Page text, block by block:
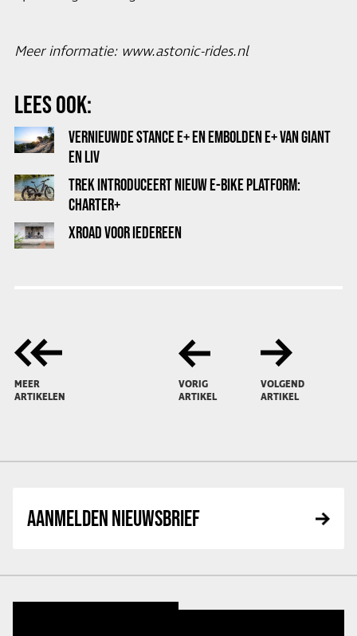
Meer informatie: www.astonic-rides.nl
LEES OOK:
VERNIEUWDE STANCE E+ EN EMBOLDEN E+ VAN GIANT
EN LIV
TREK INTRODUCEERT NIEUW E-BIKE PLATFORM:
CHARTER+
XROAD VOOR IEDEREEN
MEER
ARTIKELEN
VORIG
ARTIKEL
VOLGEND
ARTIKEL
AANMELDEN NIEUWSBRIEF